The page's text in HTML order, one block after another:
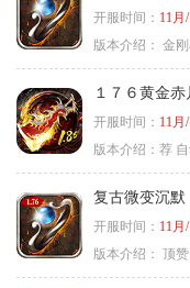
开服时间： 11月
版本介绍： 金
１７６黄金赤
开服时间： 11月
版本介绍： 荐
复古微变沉默
开服时间： 11月
版本介绍： 顶